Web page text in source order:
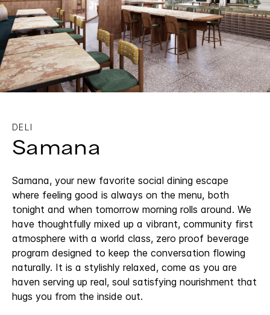
DELI
Samana
Samana, your new favorite social dining escape
where feeling good is always on the menu, both
tonight and when tomorrow morning rolls around. We
have thoughtfully mixed up a vibrant, community first
atmosphere with a world class, zero proof beverage
program designed to keep the conversation flowing
naturally. It is a stylishly relaxed, come as you are
haven serving up real, soul satisfying nourishment that
hugs you from the inside out.